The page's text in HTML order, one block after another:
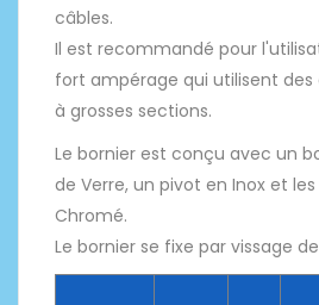
câbles.
Il est recommandé pour
fort ampérage qui utilisent des
à grosses sections.
Le bornier est conçu avec un
de Verre, un pivot en Inox et
Chromé.
Le bornier se fixe par vissage